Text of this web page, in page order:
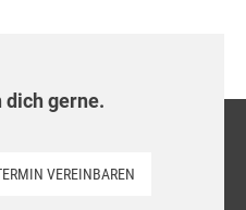
dich gerne.
VEREINBAREN